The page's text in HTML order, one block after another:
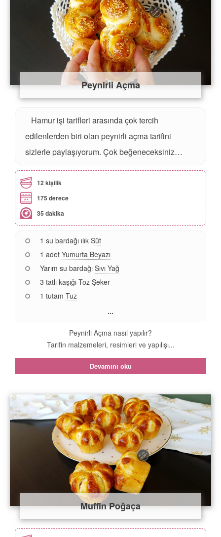
Peynirli Açma
Hamur işi tarifleri arasında çok tercih
edilenlerden biri olan peynirli açma tarifini
sizlerle paylaşıyorum. Çok beğeneceksiniz…
12 kişilik
175 derece
35 dakika
1 su bardağı ılık Süt
1 adet Yumurta Beyazı
Yarım su bardağı Sıvı Yağ
3 tatlı kaşığı Toz Şeker
1 tutam Tuz
...
Peynirli Açma nasıl yapılır?
Tarifin malzemeleri, resimleri ve yapılışı...
Devamını oku
Muffin Poğaça